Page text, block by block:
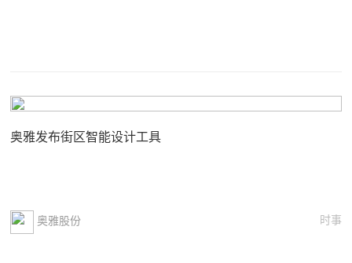
奥雅发布街区智能设计工具
奥雅股份 时事